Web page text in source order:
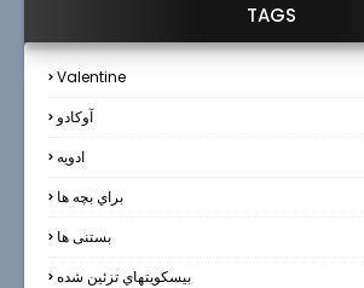
TAGS
Valentine
آوکادو
ادويه
براي بچه ها
بستنی ها
بيسكويتهاي تزئين شده